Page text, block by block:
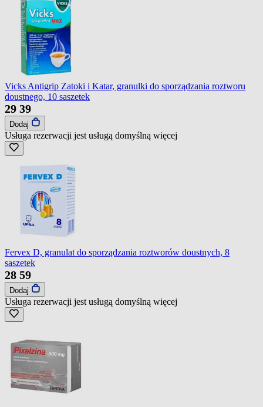
Vicks Antigrip Zatoki i Katar, granulki do sporządzania roztworu
doustnego, 10 saszetek
29 39
Dodaj
Usługa rezerwacji jest usługą domyślną więcej
Fervex D, granulat do sporządzania roztworów doustnych, 8
saszetek
28 59
Dodaj
Usługa rezerwacji jest usługą domyślną więcej